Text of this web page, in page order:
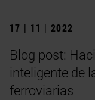
17 | 11 | 2022
Blog post:
inteligente de
ferroviarias